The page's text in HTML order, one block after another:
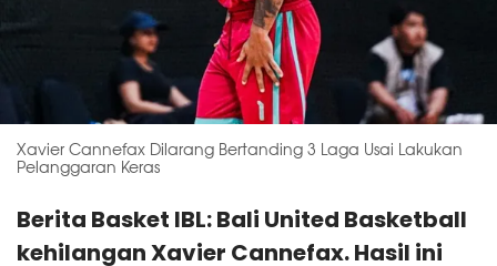
Xavier Cannefax Dilarang Bertanding 3 Laga Usai Lakukan
Pelanggaran Keras
Berita Basket IBL: Bali United Basketball
kehilangan Xavier Cannefax. Hasil ini